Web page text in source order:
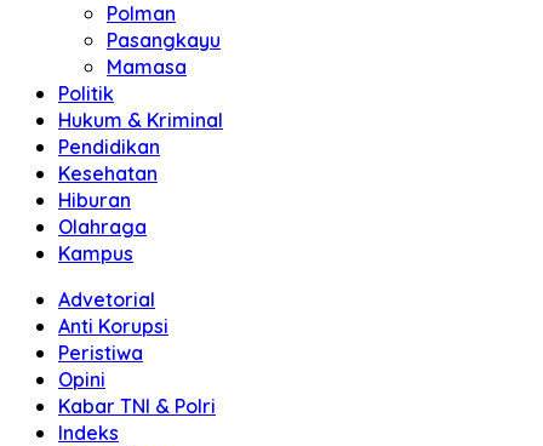
Polman
Pasangkayu
Mamasa
Politik
Hukum & Kriminal
Pendidikan
Kesehatan
Hiburan
Olahraga
Kampus
Advetorial
Anti Korupsi
Peristiwa
Opini
Kabar TNI & Polri
Indeks